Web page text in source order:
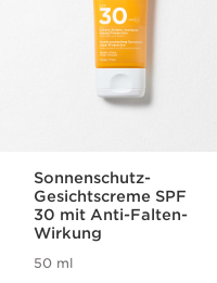
Sonnenschutz-
Gesichtscreme SPF
30 mit Anti-Falten-
Wirkung
50 ml